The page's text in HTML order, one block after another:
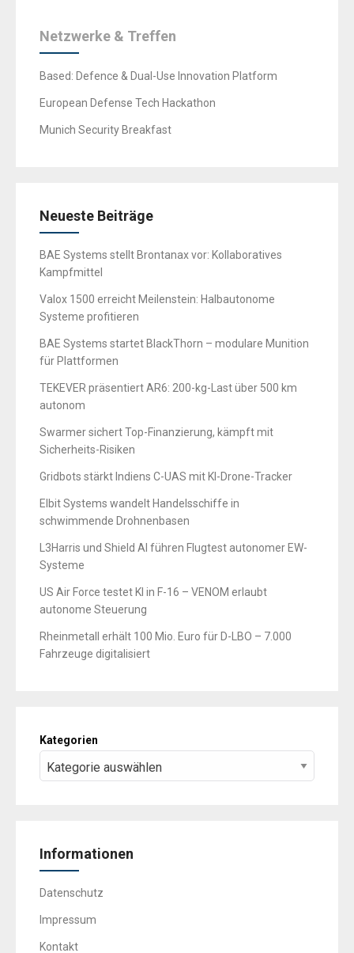
Netzwerke & Treffen
Based: Defence & Dual-Use Innovation Platform
European Defense Tech Hackathon
Munich Security Breakfast
Neueste Beiträge
BAE Systems stellt Brontanax vor: Kollaboratives
Kampfmittel
Valox 1500 erreicht Meilenstein: Halbautonome
Systeme profitieren
BAE Systems startet BlackThorn – modulare Munition
für Plattformen
TEKEVER präsentiert AR6: 200-kg-Last über 500 km
autonom
Swarmer sichert Top-Finanzierung, kämpft mit
Sicherheits-Risiken
Gridbots stärkt Indiens C-UAS mit KI-Drone-Tracker
Elbit Systems wandelt Handelsschiffe in
schwimmende Drohnenbasen
L3Harris und Shield AI führen Flugtest autonomer EW-
Systeme
US Air Force testet KI in F-16 – VENOM erlaubt
autonome Steuerung
Rheinmetall erhält 100 Mio. Euro für D-LBO – 7.000
Fahrzeuge digitalisiert
Kategorien
Informationen
Datenschutz
Impressum
Kontakt